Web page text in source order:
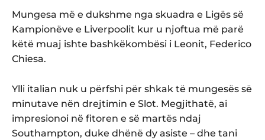
Mungesa më e dukshme nga skuadra e Ligës së
Kampionëve e Liverpoolit kur u njoftua më parë
këtë muaj ishte bashkëkombësi i Leonit, Federico
Chiesa.
Ylli italian nuk u përfshi për shkak të mungesës së
minutave nën drejtimin e Slot. Megjithatë, ai
impresionoi në fitoren e së martës ndaj
Southampton, duke dhënë dy asiste – dhe tani